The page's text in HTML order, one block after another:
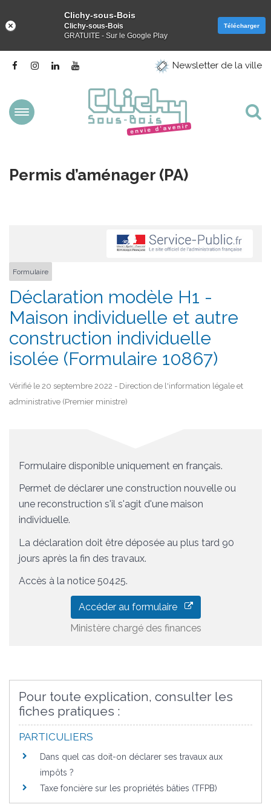
Lien
compte
Facebook
Lien
Lien
Linkedin
la
chaîne
Youtube
Newsletter de la ville
Aller
Permis d’aménager (PA)
Formulaire
Déclaration modèle H1 -
Maison individuelle et autre
construction individuelle
isolée (Formulaire 10867)
Vérifié le 20 septembre 2022 - Direction de l'information légale et
administrative (Premier ministre)
Formulaire disponible uniquement en français.
Permet de déclarer une construction nouvelle ou
une reconstruction s'il s'agit d'une maison
individuelle.
La déclaration doit être déposée au plus tard 90
jours après la fin des travaux.
Accès à la notice 50425.
Accéder au formulaire
Ministère chargé des finances
Pour toute explication, consulter les
fiches pratiques :
PARTICULIERS
Dans quel cas doit-on déclarer ses travaux aux
impôts ?
Taxe foncière sur les propriétés bâties (TFPB)
Clichy-sous-Bois
Clichy-sous-Bois
GRATUITE - Sur le Google Play
Télécharger